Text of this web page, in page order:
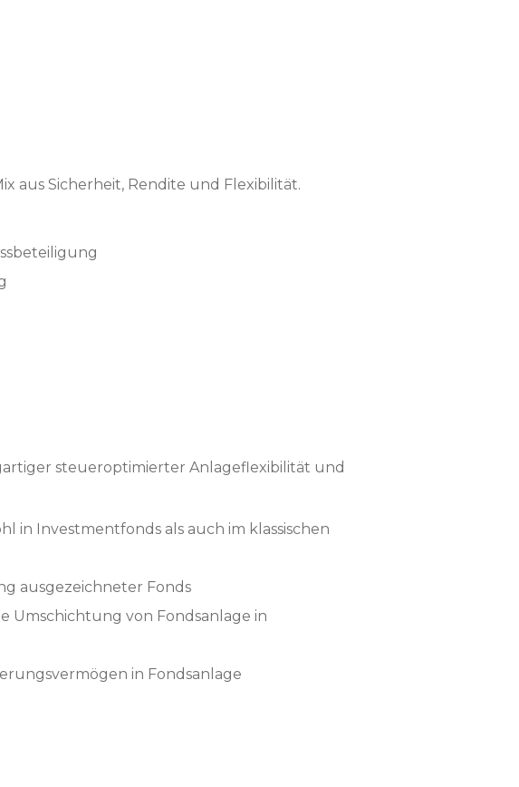
aus Sicherheit, Rendite und Flexibilität.
steueroptimierter Anlageflexibilität und
in Investmentfonds als auch im klassischen
ausgezeichneter Fonds
Umschichtung von Fondsanlage in
in Fondsanlage